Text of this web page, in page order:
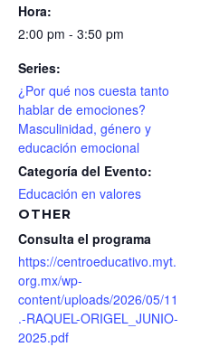
Hora:
2:00 pm - 3:50 pm
Series:
¿Por qué nos cuesta tanto
hablar de emociones?
Masculinidad, género y
educación emocional
Categoría del Evento:
Educación en valores
OTHER
Consulta el programa
https://centroeducativo.myt.
org.mx/wp-
content/uploads/2026/05/11
.-RAQUEL-ORIGEL_JUNIO-
2025.pdf